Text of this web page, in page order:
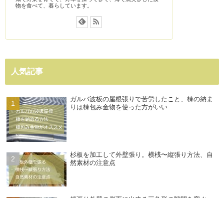
物を食べて、暮らしています。
人気記事
ガルバ波板の屋根張りで苦労したこと、棟の納ま
りは棟包み金物を使った方がいい
杉板を加工して外壁張り。横桟〜縦張り方法、自
然素材の注意点